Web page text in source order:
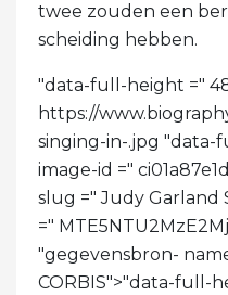
twee zouden een
scheiding hebben.
"data-full-height ="
https://
singing-in-.jpg "data-
image-id ="
slug =" Judy Garland
="
"gegevensbron-
CORBIS">"data-full-